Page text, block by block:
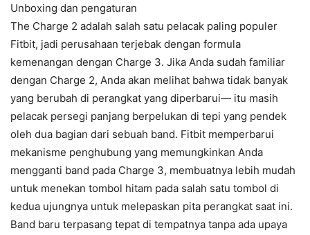
Unboxing dan pengaturan
The Charge 2 adalah salah satu pelacak paling populer
Fitbit, jadi perusahaan terjebak dengan formula
kemenangan dengan Charge 3. Jika Anda sudah familiar
dengan Charge 2, Anda akan melihat bahwa tidak banyak
yang berubah di perangkat yang diperbarui— itu masih
pelacak persegi panjang berpelukan di tepi yang pendek
oleh dua bagian dari sebuah band. Fitbit memperbarui
mekanisme penghubung yang memungkinkan Anda
mengganti band pada Charge 3, membuatnya lebih mudah
untuk menekan tombol hitam pada salah satu tombol di
kedua ujungnya untuk melepaskan pita perangkat saat ini.
Band baru terpasang tepat di tempatnya tanpa ada upaya